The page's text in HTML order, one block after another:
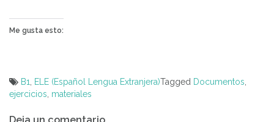
Me gusta esto:
B1 ELE (Español Lengua Extranjera)Tagged Documentos
ejercicios materiales